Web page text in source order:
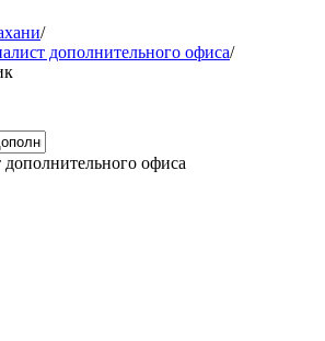
/
дополнительного офиса/
офиса